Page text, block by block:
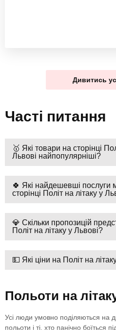
Дивитись
Часті питання
🥇 Які товари на сторінці
Львові найпопулярніші?
🍀 Які найдешевші послуги
сторінці Політ на літаку у
💎 Скільки пропозицій
Політ на літаку у Львові?
💵 Які ціни на Політ на
Польоти на
Усі люди умовно поділяються на
польоти і ті, хто панічно боїться